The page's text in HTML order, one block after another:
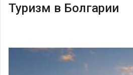
Туризм в Болгарии